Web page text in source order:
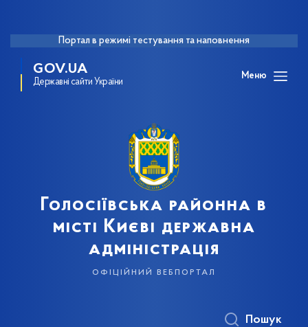
Портал в режимі тестування та наповнення
GOV.UA
Державні сайти України
Меню
Голосіївська районна в
місті Києві державна
адміністрація
офіційний вебпортал
Пошук